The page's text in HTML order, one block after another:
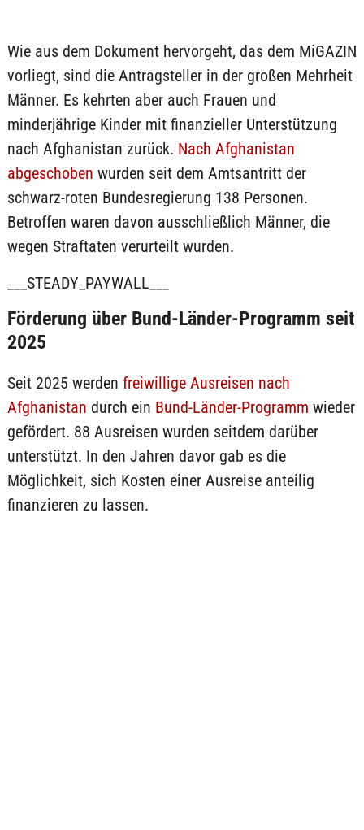
Wie aus dem Dokument hervorgeht, das dem MiGAZIN
vorliegt, sind die Antragsteller in der großen Mehrheit
Männer. Es kehrten aber auch Frauen und
minderjährige Kinder mit finanzieller Unterstützung
nach Afghanistan zurück. Nach Afghanistan
abgeschoben wurden seit dem Amtsantritt der
schwarz-roten Bundesregierung 138 Personen.
Betroffen waren davon ausschließlich Männer, die
wegen Straftaten verurteilt wurden.
___STEADY_PAYWALL___
Förderung über Bund-Länder-Programm seit
2025
Seit 2025 werden freiwillige Ausreisen nach
Afghanistan durch ein Bund-Länder-Programm wieder
gefördert. 88 Ausreisen wurden seitdem darüber
unterstützt. In den Jahren davor gab es die
Möglichkeit, sich Kosten einer Ausreise anteilig
finanzieren zu lassen.